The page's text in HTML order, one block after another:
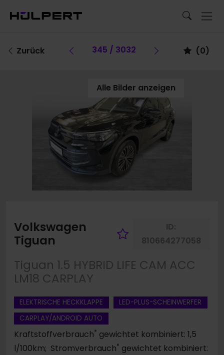
Zurück Vorheriges Fahrzeug
345 / 3032 Vorheriges
(0)
Alle Bilder anzeigen
Volkswagen
Tiguan
Fahrzeug
ID:
810664277058
Tiguan 1.5 HYBRID LIFE CAM ACC
LM18 CARPLAY
ELEKTRISCHE HECKKLAPPE
LED-PLUS-SCHEINWERFER
CARPLAY/ANDROID AUTO
Kraftstoffverbrauch* gewichtet kombiniert: 1,5
l/100km; Stromverbrauch* gewichtet kombiniert: